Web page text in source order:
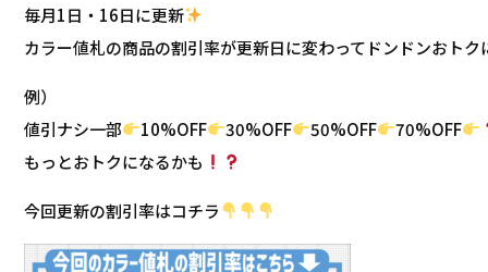
毎月1日・16日に更新
カラー値札の商品の割引率が更新日に変わってドンドンおトク
例）
値引ナシ一部
10%OFF 30%OFF 50%OFF
70%OFF
もっとおトクになるかも
今回更新の割引率はコチラ